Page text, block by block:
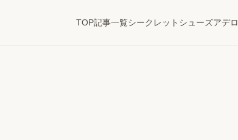
TOP記事一覧シークレットシューズアデロ